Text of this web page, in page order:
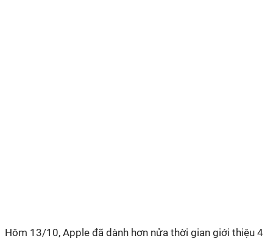
Hôm 13/10, Apple đã dành hơn nửa thời gian giới thiệu 4